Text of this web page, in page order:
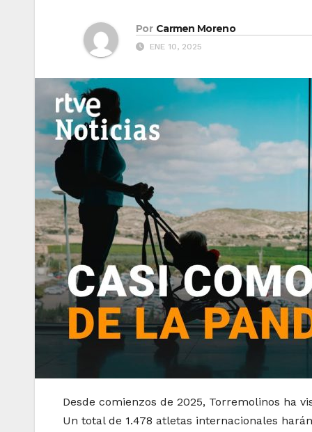
Por Carmen Moreno
ENE 10, 2025
Desde comienzos de 2025, Torremolinos ha
Un total de 1.478 atletas internacionales